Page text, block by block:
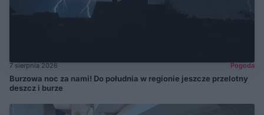
7 sierpnia 2026 Pogoda
Burzowa noc za nami! Do południa w regionie jeszcze przelotny
deszcz i burze